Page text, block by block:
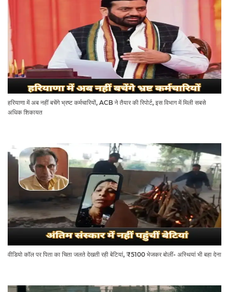
हरियाणा में अब नहीं बचेंगे भ्रष्ट कर्मचारियों, ACB ने तैयार की रिपोर्ट, इस विभाग में मिली सबसे
अधिक शिकायत
वीडियो कॉल पर पिता का चिता जलते देखती रही बेटियां, ₹5100 भेजकर बोलीं- अस्थियां भी बहा देना